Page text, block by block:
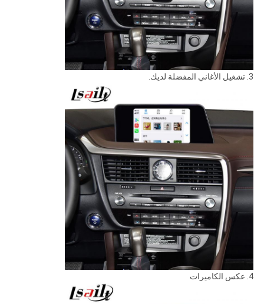
3. تشغيل الأغاني المفضلة لديك.
4. عكس الكاميرات